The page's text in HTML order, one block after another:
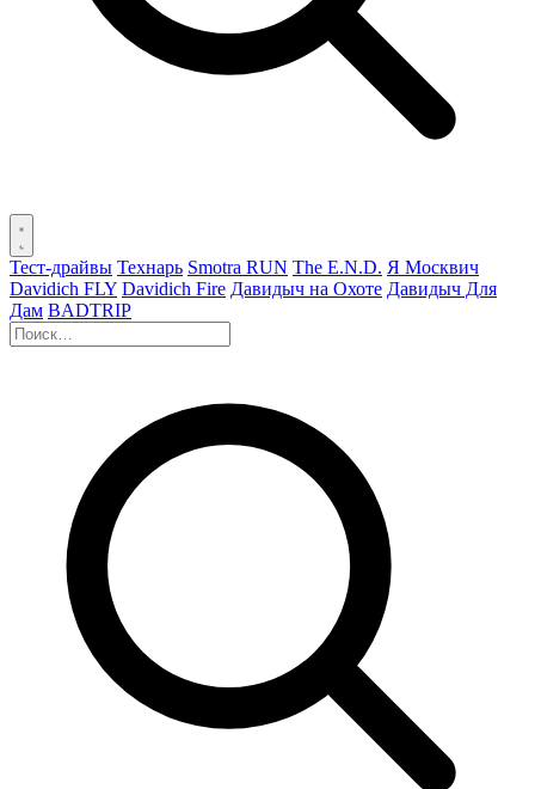
Тест-драйвы Технарь Smotra RUN The E.N.D. Я Москвич
Davidich FLY Davidich Fire Давидыч на Охоте Давидыч Для
Дам BADTRIP